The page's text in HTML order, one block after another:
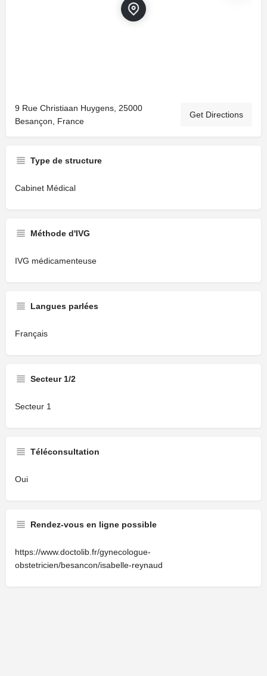
9 Rue Christiaan Huygens, 25000
Besançon, France
Get Directions
Type de structure
Cabinet Médical
Méthode d'IVG
IVG médicamenteuse
Langues parlées
Français
Secteur 1/2
Secteur 1
Téléconsultation
Oui
Rendez-vous en ligne possible
https://www.doctolib.fr/gynecologue-
obstetricien/besancon/isabelle-reynaud